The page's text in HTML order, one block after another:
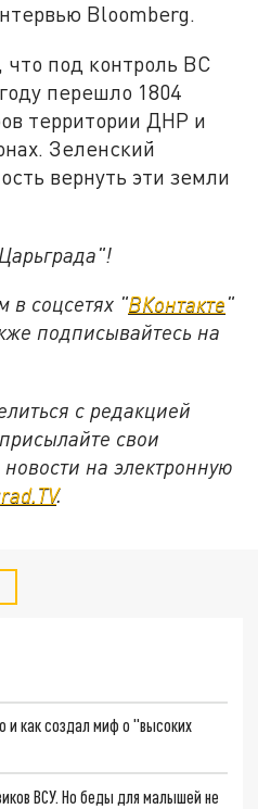
Bloomberg.
что под контроль ВС
перешло 1804
территории ДНР и
Зеленский
вернуть эти земли
в соцсетях "ВКонтакте"
подписывайтесь на
с редакцией
свои
на электронную
.
как создал миф о "высоких
ВСУ. Но беды для малышей не